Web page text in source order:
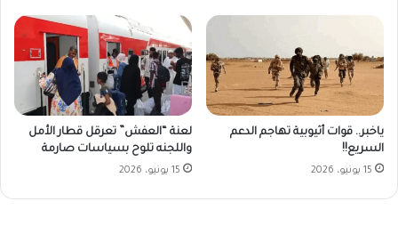
ياخبر.. قوات أثيوبية تهاجم الدعم
السريع!!
15 يونيو، 2026
لعنة “العفش” تعرقل قطار الأمل
واللجنه تلوح بسياسات صارمة
15 يونيو، 2026